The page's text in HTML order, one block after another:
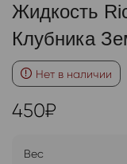
Жидкость
Клубника
Нет в наличии
450₽
Вес